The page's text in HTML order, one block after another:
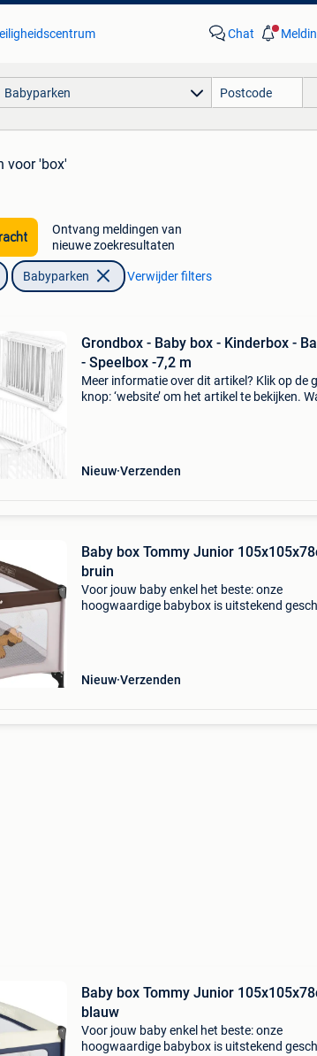
Chat
Babyparken
voor 'box'
Ontvang meldingen van
nieuwe zoekresultaten
Babyparken Verwijder filters
Grondbox - Baby box - Kinderbox -
- Speelbox -7,2 m
Meer informatie over dit artikel? Klik op de
knop: ‘website’ om het artikel te bekijken.
Nieuw Verzenden
Baby box Tommy Junior
bruin
Voor jouw baby enkel het beste: onze
hoogwaardige babybox is uitstekend
Nieuw Verzenden
Baby box Tommy Junior
blauw
Voor jouw baby enkel het beste: onze
hoogwaardige babybox is uitstekend